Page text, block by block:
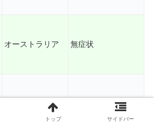
オーストラリア 無症状
アメリカ合衆国
トップ サイドバー